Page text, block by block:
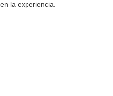
la experiencia.